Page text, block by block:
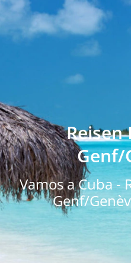
Reisen
Genf/
Vamos a Cuba -
Genf/